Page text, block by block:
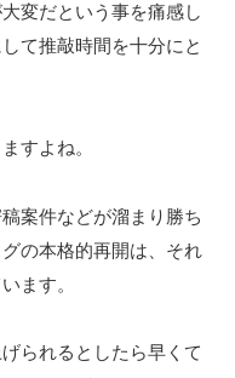
変だという事を痛感し
て推敲時間を十分にと
すよね。
案件などが溜まり勝ち
の本格的再開は、それ
ます。
られるとしたら早くて